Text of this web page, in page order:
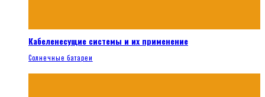
Кабеленесущие системы и их применение
Солнечные батареи